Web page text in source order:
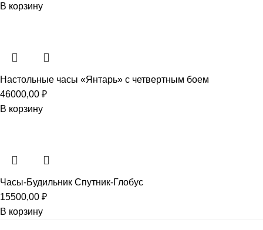
В корзину
Настольные часы «Янтарь» с четвертным боем
46000,00 ₽
В корзину
Часы-Будильник Спутник-Глобус
15500,00 ₽
В корзину